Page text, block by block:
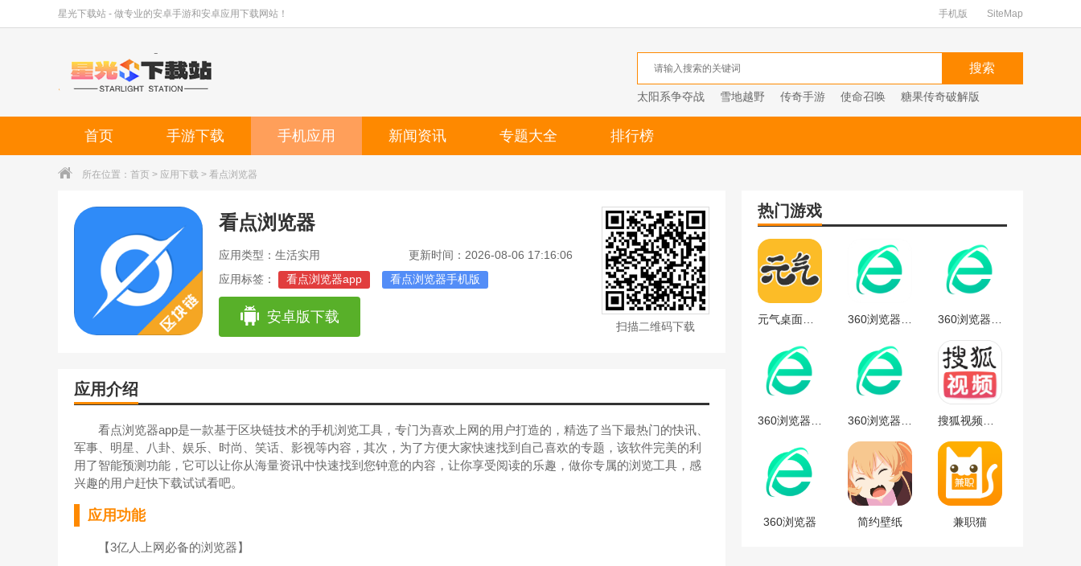
星光下载站 - 做专业的安卓手游和安卓应用下载网站！ 手机版 SiteMap
太阳系争夺战 雪地越野 传奇手游 使命召唤 糖果传奇破解版
首页 手游下载 手机应用 新闻资讯 专题大全 排行榜
所在位置： 首页 > 应用下载 > 看点浏览器
看点浏览器
应用类型：生活实用
更新时间：2026-08-06 17:16:06
应用标签：
看点浏览器app 看点浏览器手机版
安卓版下载
扫描二维码下载
应用介绍
看点浏览器app是一款基于区块链技术的手机浏览工具，专门为喜欢上网的用户打造的，精选了当下最热门的快讯、
军事、明星、八卦、娱乐、时尚、笑话、影视等内容，其次，为了方便大家快速找到自己喜欢的专题，该软件完美的利
用了智能预测功能，它可以让你从海量资讯中快速找到您钟意的内容，让你享受阅读的乐趣，做你专属的浏览工具，感
兴趣的用户赶快下载试试看吧。
应用功能
【3亿人上网必备的浏览器】
热门游戏
360浏览器 简约壁纸 兼职猫